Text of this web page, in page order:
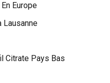
Europe
Lausanne
Citrate Pays Bas